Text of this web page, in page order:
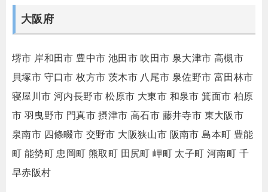
大阪府
堺市 岸和田市 豊中市 池田市 吹田市 泉大津市 高槻市
貝塚市 守口市 枚方市 茨木市 八尾市 泉佐野市 富田林市
寝屋川市 河内長野市 松原市 大東市 和泉市 箕面市 柏原
市 羽曳野市 門真市 摂津市 高石市 藤井寺市 東大阪市
泉南市 四條畷市 交野市 大阪狭山市 阪南市 島本町 豊能
町 能勢町 忠岡町 熊取町 田尻町 岬町 太子町 河南町 千
早赤阪村